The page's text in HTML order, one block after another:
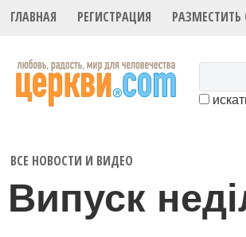
ГЛАВНАЯ РЕГИСТРАЦИЯ РАЗМЕСТИТЬ
ВСЕ НОВОСТИ И ВИДЕО
Випуск